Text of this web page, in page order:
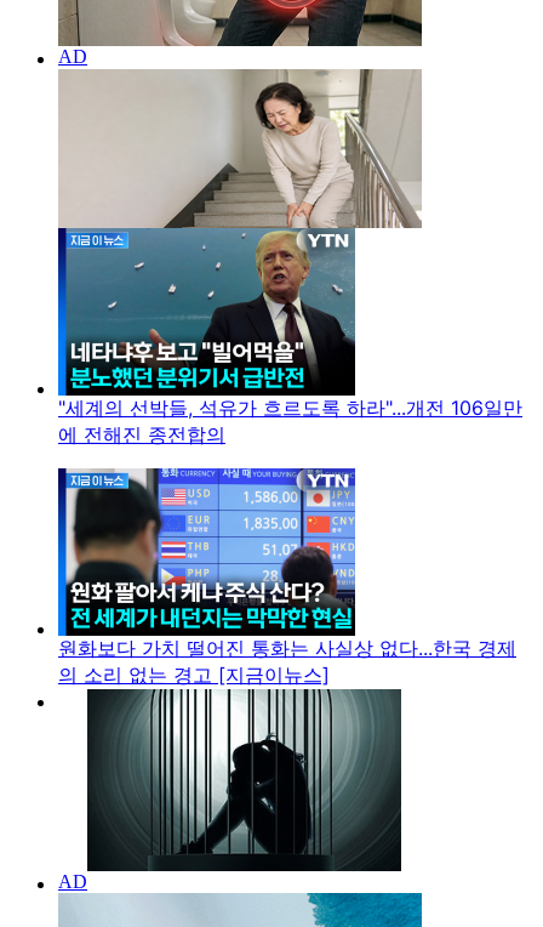
"세계의 선박들, 석유가 흐르도록 하라"...개전 106일만
에 전해진 종전합의
원화보다 가치 떨어진 통화는 사실상 없다...한국 경제
의 소리 없는 경고 [지금이뉴스]